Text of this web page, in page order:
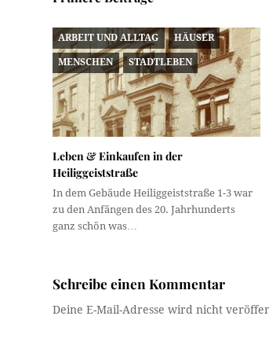
ARBEIT UND ALLTAG HÄUSER
MENSCHEN STADTLEBEN
Leben & Einkaufen in der
Heiliggeiststraße
In dem Gebäude Heiliggeiststraße 1-3 war
zu den Anfängen des 20. Jahrhunderts
ganz schön was…
Schreibe einen Kommentar
Deine E-Mail-Adresse wird nicht